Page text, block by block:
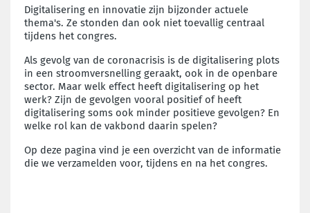
Digitalisering en innovatie zijn bijzonder actuele
thema's. Ze stonden dan ook niet toevallig centraal
tijdens het congres.
Als gevolg van de coronacrisis is de digitalisering plots
in een stroomversnelling geraakt, ook in de openbare
sector. Maar welk effect heeft digitalisering op het
werk? Zijn de gevolgen vooral positief of heeft
digitalisering soms ook minder positieve gevolgen? En
welke rol kan de vakbond daarin spelen?
Op deze pagina vind je een overzicht van de informatie
die we verzamelden voor, tijdens en na het congres.